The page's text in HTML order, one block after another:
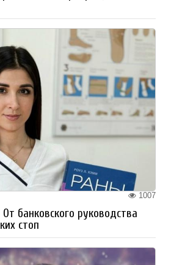
1007
банковского руководства
стоп